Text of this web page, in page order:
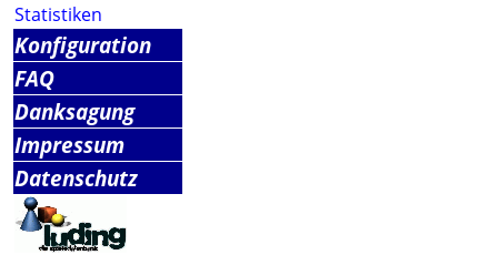
Statistiken
Konfiguration
FAQ
Danksagung
Impressum
Datenschutz